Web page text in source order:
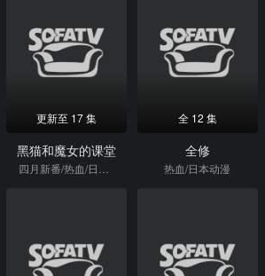
更新至 17 集
黑猫和魔女的课堂
全 12 集
全修
热血/日本动漫